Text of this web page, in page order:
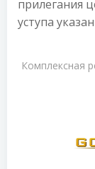
прилегания
уступа
Комплексная